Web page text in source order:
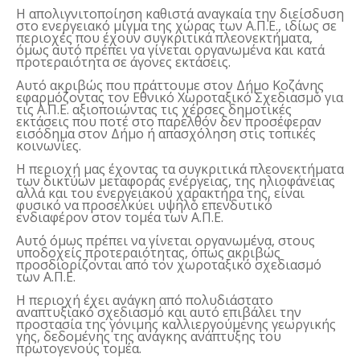
Η απολιγνιτοποίηση καθιστά αναγκαία την διείσδυση
στο ενεργειακό μίγμα της χώρας των Α.Π.Ε., ιδίως σε
περιοχές που έχουν συγκριτικά πλεονεκτήματα,
όμως αυτό πρέπει να γίνεται οργανωμένα και κατά
προτεραιότητα σε άγονες εκτάσεις.
Αυτό ακριβώς που πράττουμε στον Δήμο Κοζάνης
εφαρμόζοντας τον Εθνικό Χωροταξικό Σχεδιασμό για
τις Α.Π.Ε. αξιοποιώντας τις χέρσες δημοτικές
εκτάσεις που ποτέ στο παρελθόν δεν προσέφεραν
εισόδημα στον Δήμο ή απασχόληση στις τοπικές
κοινωνίες.
Η περιοχή μας έχοντας τα συγκριτικά πλεονεκτήματα
των δικτύων μεταφοράς ενέργειας, της ηλιοφάνειας
αλλά και του ενεργειακού χαρακτήρα της, είναι
φυσικό να προσελκύει υψηλό επενδυτικό
ενδιαφέρον στον τομέα των Α.Π.Ε.
Αυτό όμως πρέπει να γίνεται οργανωμένα, στους
υποδοχείς προτεραιότητας, όπως ακριβώς
προσδιορίζονται από τον χωροταξικό σχεδιασμό
των Α.Π.Ε.
Η περιοχή έχει ανάγκη από πολυδιάστατο
αναπτυξιακό σχεδιασμό και αυτό επιβάλει την
προστασία της γόνιμης καλλιεργούμενης γεωργικής
γης, δεδομένης της ανάγκης ανάπτυξης του
πρωτογενούς τομέα.